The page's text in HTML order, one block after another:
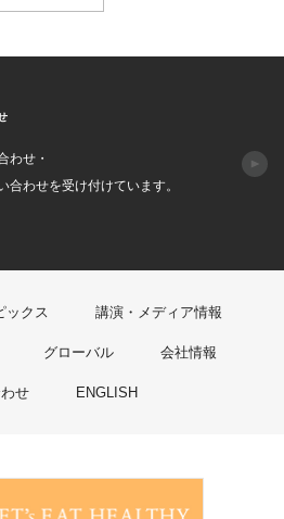
わせ・
わせを受け付けています。
ックス 講演・メディア情報
グローバル 会社情報
せ ENGLISH